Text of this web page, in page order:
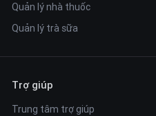
Quản lý nhà thuốc
Quản lý trà sữa
Trợ giúp
Trung tâm trợ giúp